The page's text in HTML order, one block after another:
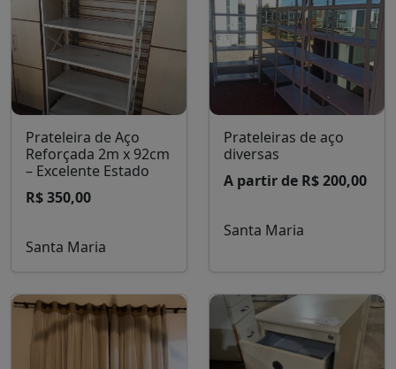
Prateleira de Aço
Reforçada 2m x 92cm
– Excelente Estado
R$ 350,00
Santa Maria
Prateleiras de aço
diversas
A partir de R$ 200,00
Santa Maria